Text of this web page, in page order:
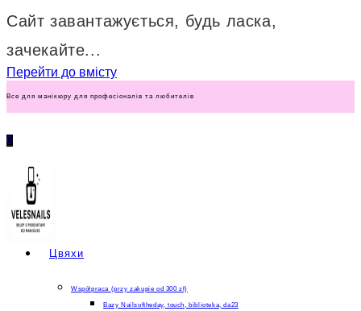
Сайт завантажується, будь ласка,
зачекайте...
Перейти до вмісту
Все для манікюру для професіоналів та любителів
0
Цвяхи
Współpraca (przy zakupie od 300 zł)
Bazy Nailsoftheday, touch, biblioteka, da23